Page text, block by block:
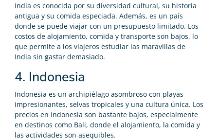
India es conocida por su diversidad cultural, su historia
antigua y su comida especiada. Además, es un país
donde se puede viajar con un presupuesto limitado. Los
costos de alojamiento, comida y transporte son bajos, lo
que permite a los viajeros estudiar las maravillas de
India sin gastar demasiado.
4. Indonesia
Indonesia es un archipiélago asombroso con playas
impresionantes, selvas tropicales y una cultura única. Los
precios en Indonesia son bastante bajos, especialmente
en destinos como Bali, donde el alojamiento, la comida y
las actividades son asequibles.